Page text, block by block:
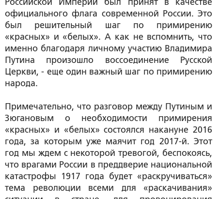
Российской Империи был принят в качестве
официального флага современной России. Это
был решительный шаг по примирению
«красных» и «белых». А как не вспомнить, что
именно благодаря личному участию Владимира
Путина произошло воссоединение Русской
Церкви, - еще один важный шаг по примирению
народа.
Примечательно, что разговор между Путиным и
Зюгановым о необходимости примирения
«красных» и «белых» состоялся накануне 2016
года, за которым уже маячит год 2017-й. Этот
год мы ждем с некоторой тревогой, беспокоясь,
что врагами России в преддверие национальной
катастрофы 1917 года будет «раскручиваться»
тема революции всеми для «раскачивания»